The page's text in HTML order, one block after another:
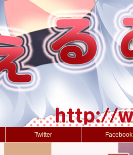
Twitter Facebook